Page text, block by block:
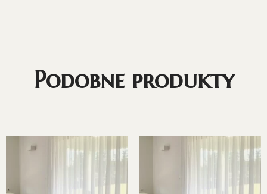
Podobne produkty